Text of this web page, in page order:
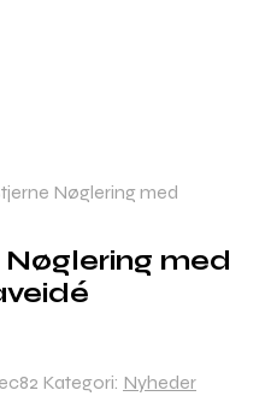
Nøglering med
med
Kategori: Nyheder